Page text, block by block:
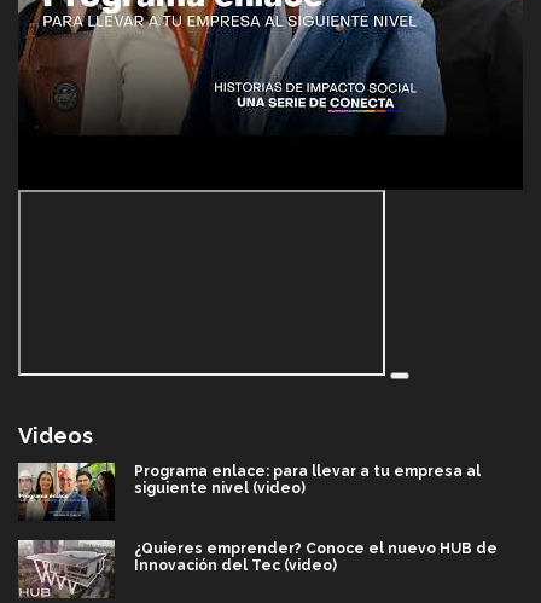
Videos
Programa enlace: para llevar a tu empresa al
siguiente nivel (video)
¿Quieres emprender? Conoce el nuevo HUB de
Innovación del Tec (video)